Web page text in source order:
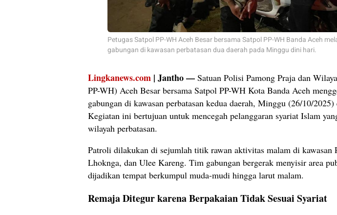
Petugas Satpol PP-WH Aceh Besar bersama Satpol PP-WH Banda Aceh
gabungan di kawasan perbatasan dua daerah pada Minggu dini hari.
Lingkanews.com | Jantho — Satuan Polisi Pamong Praja dan
PP-WH) Aceh Besar bersama Satpol PP-WH Kota Banda Aceh
gabungan di kawasan perbatasan kedua daerah, Minggu (26/10/
Kegiatan ini bertujuan untuk mencegah pelanggaran syariat Islam
wilayah perbatasan.
Patroli dilakukan di sejumlah titik rawan aktivitas malam di kawasan
Lhoknga, dan Ulee Kareng. Tim gabungan bergerak menyisir area
dijadikan tempat berkumpul muda-mudi hingga larut malam.
Remaja Ditegur karena Berpakaian Tidak Sesuai Syariat